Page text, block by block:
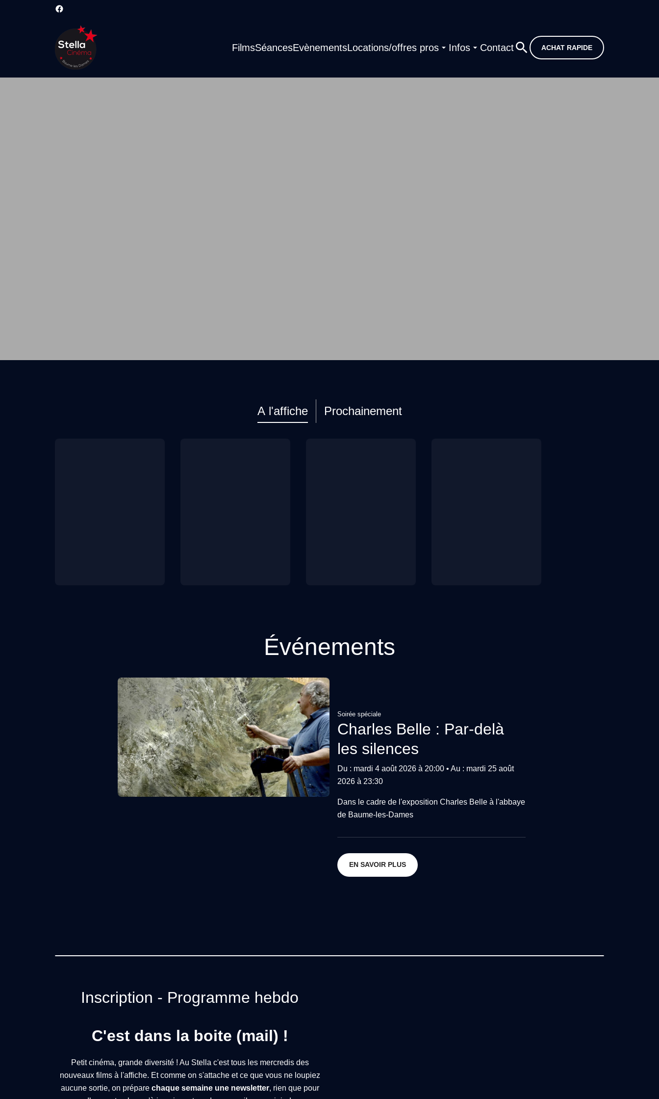
FilmsSéancesEvènementsLocations/offres pros Infos Contact ACHAT RAPIDE
A l'affiche Prochainement
Événements
Soirée spéciale
Charles Belle : Par-delà
les silences
Du : mardi 4 août 2026 à 20:00 • Au : mardi 25 août
2026 à 23:30
Dans le cadre de l'exposition Charles Belle à l'abbaye
de Baume-les-Dames
EN SAVOIR PLUS
Inscription - Programme hebdo
C'est dans la boite (mail) !
Petit cinéma, grande diversité ! Au Stella c'est tous les mercredis des
nouveaux films à l'affiche. Et comme on s'attache et ce que vous ne loupiez
aucune sortie, on prépare chaque semaine une newsletter, rien que pour